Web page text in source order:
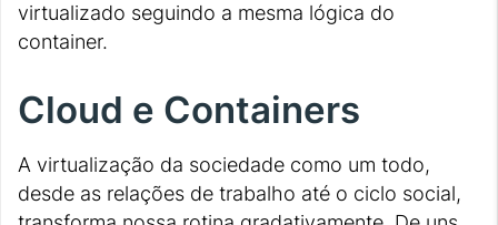
virtualizado seguindo a mesma lógica do
container.
Cloud e Containers
A virtualização da sociedade como um todo,
desde as relações de trabalho até o ciclo social,